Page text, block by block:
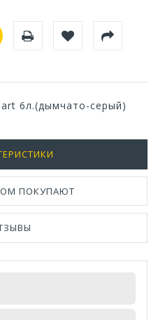
6л.(дымчато-серый)
ПОКУПАЮТ